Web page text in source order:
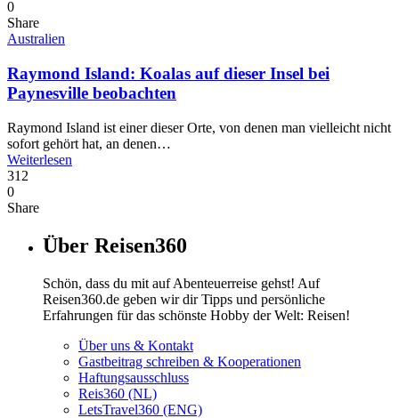
0
Share
Australien
Raymond Island: Koalas auf dieser Insel bei
Paynesville beobachten
Raymond Island ist einer dieser Orte, von denen man vielleicht nicht
sofort gehört hat, an denen…
Weiterlesen
312
0
Share
Über Reisen360
Schön, dass du mit auf Abenteuerreise gehst! Auf
Reisen360.de geben wir dir Tipps und persönliche
Erfahrungen für das schönste Hobby der Welt: Reisen!
Über uns & Kontakt
Gastbeitrag schreiben & Kooperationen
Haftungsausschluss
Reis360 (NL)
LetsTravel360 (ENG)